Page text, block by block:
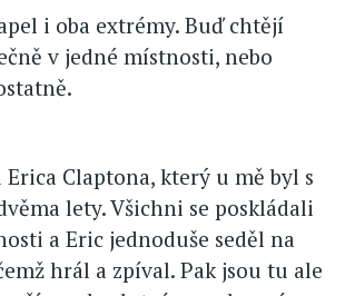
i oba extrémy. Buď chtějí
v jedné místnosti, nebo
Claptona, který u mě byl s
lety. Všichni se poskládali
a Eric jednoduše seděl na
hrál a zpíval. Pak jsou tu ale